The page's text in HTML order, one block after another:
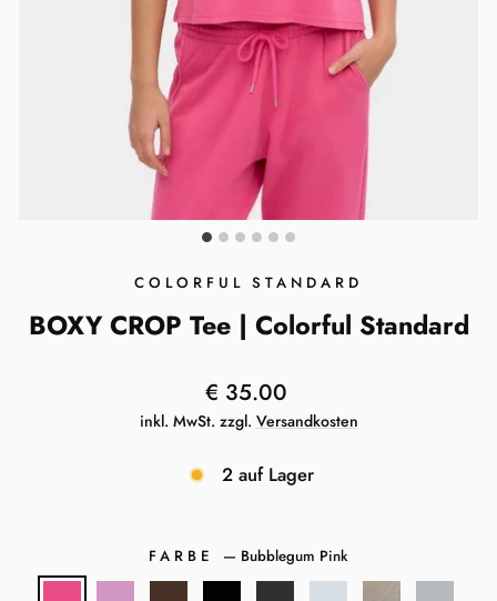
COLORFUL STANDARD
BOXY CROP Tee | Colorful Standard
Normaler
Preis
€ 35.00
inkl. MwSt. zzgl. Versandkosten
2 auf Lager
FARBE — Bubblegum Pink